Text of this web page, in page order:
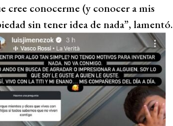
cree conocerme (y conocer a mis
sin tener idea de nada”, lamentó.